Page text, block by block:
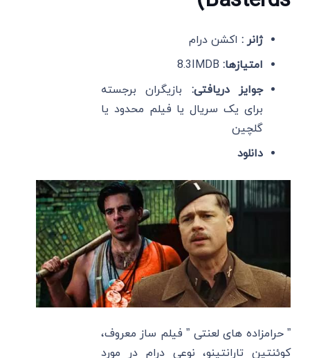
ژانر : اکشن درام
امتیازها: 8.3IMDB
جوایز دریافتی: بازیگران برجسته
برای یک سریال یا فیلم محدود یا
گلچین
دانلود
” حرامزاده های لعنتی ” فیلم ساز معروف،
کوئنتین تارانتینو، نوعی درام در مورد